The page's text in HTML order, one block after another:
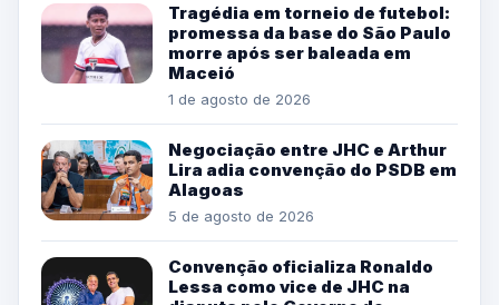
Tragédia em torneio de futebol:
promessa da base do São Paulo
morre após ser baleada em
Maceió
1 de agosto de 2026
Negociação entre JHC e Arthur
Lira adia convenção do PSDB em
Alagoas
5 de agosto de 2026
Convenção oficializa Ronaldo
Lessa como vice de JHC na